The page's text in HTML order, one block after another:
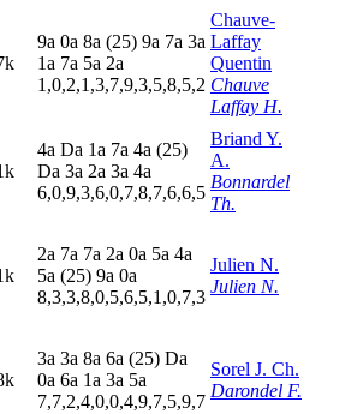
9a 0a 8a (25) 9a 7a 3a
1a 7a 5a 2a
1,0,2,1,3,7,9,3,5,8,5,2
Chauve-
Laffay
Quentin
Chauve
Laffay H.
4a Da 1a 7a 4a (25)
Da 3a 2a 3a 4a
6,0,9,3,6,0,7,8,7,6,6,5
Briand Y.
A.
Bonnardel
Th.
2a 7a 7a 2a 0a 5a 4a
5a (25) 9a 0a
8,3,3,8,0,5,6,5,1,0,7,3
Julien N.
Julien N.
3a 3a 8a 6a (25) Da
0a 6a 1a 3a 5a
7,7,2,4,0,0,4,9,7,5,9,7
Sorel J. Ch.
Darondel F.